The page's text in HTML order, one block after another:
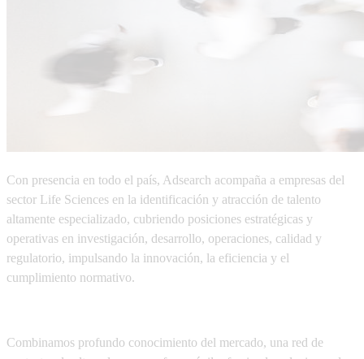
Con presencia en todo el país, Adsearch acompaña a empresas del
sector Life Sciences en la identificación y atracción de talento
altamente especializado, cubriendo posiciones estratégicas y
operativas en investigación, desarrollo, operaciones, calidad y
regulatorio, impulsando la innovación, la eficiencia y el
cumplimiento normativo.
Combinamos profundo conocimiento del mercado, una red de